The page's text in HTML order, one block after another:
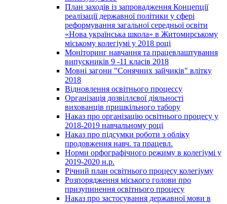
План заходів із запровадження Концепції
реалізації державної політики у сфері
реформування загальної середньої освіти
«Нова українська школа» в Житомирському
міському колегіумі у 2018 році
Моніторинг навчання та працевлаштування
випускників 9 -11 класів 2018
Мовні загони "Сонячних зайчиків" влітку
2018
Відновлення освітнього процессу
Організація дозвіллєвої діяльності
вихованців пришкільного табору
Наказ про організацію освітнього процесу у
2018-2019 навчальному році
Наказ про підсумки роботи з обліку
продовження навч. та працевл.
Норми орфографічного режиму в колегіумі у
2019-2020 н.р.
Річний план освітнього процесу колегіуму
Розпорядження міського голови про
призупинення освітнього процесу
Наказ про застосування державної мови в